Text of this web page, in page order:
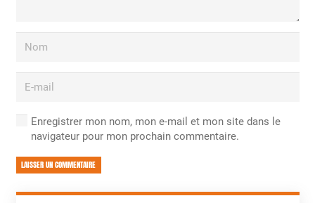
Enregistrer mon nom, mon e-mail et mon site dans le
navigateur pour mon prochain commentaire.
LAISSER UN COMMENTAIRE